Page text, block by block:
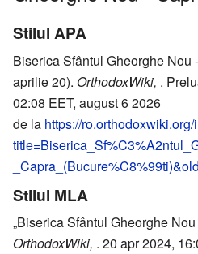
Stilul APA
Biserica Sfântul Gheorghe Nou
aprilie 20). OrthodoxWiki, .
02:08 EET, august 6 2026
de la https://
Stilul MLA
„Biserica Sfântul Gheorghe
OrthodoxWiki, . 20 apr 2024,